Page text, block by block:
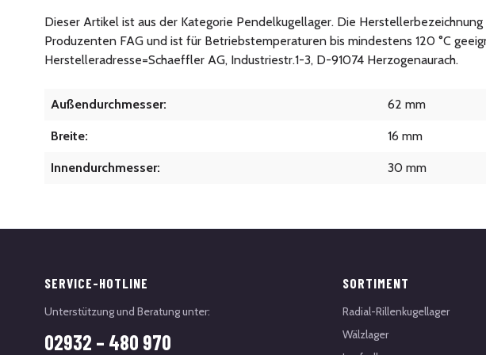
Dieser Artikel ist aus der Kategorie Pendelkugellager. Die
Produzenten FAG und ist für Betriebstemperaturen bis mindestens 120 °C
Herstelleradresse=Schaeffler AG, Industriestr.1-3, D-91074 Herzogenaurach.
Außendurchmesser: 62 mm
Breite: 16 mm
Innendurchmesser: 30 mm
SERVICE-HOTLINE
Unterstützung und Beratung unter:
02932 – 480 970
SORTIMENT
Radial-Rillenkugellager
Wälzlager